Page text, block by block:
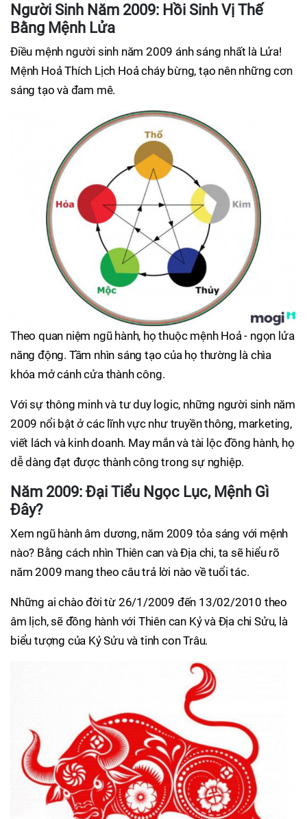
Người Sinh Năm 2009: Hồi Sinh Vị Thế
Bằng Mệnh Lửa
Điều mệnh người sinh năm 2009 ánh sáng nhất là Lửa!
Mệnh Hoả Thích Lịch Hoả cháy bừng, tạo nên những cơn
sáng tạo và đam mê.
Theo quan niệm ngũ hành, họ thuộc mệnh Hoả - ngọn lửa
năng động. Tầm nhìn sáng tạo của họ thường là chìa
khóa mở cánh cửa thành công.
Với sự thông minh và tư duy logic, những người sinh năm
2009 nổi bật ở các lĩnh vực như truyền thông, marketing,
viết lách và kinh doanh. May mắn và tài lộc đồng hành, họ
dễ dàng đạt được thành công trong sự nghiệp.
Năm 2009: Đại Tiểu Ngọc Lục, Mệnh Gì
Đây?
Xem ngũ hành âm dương, năm 2009 tỏa sáng với mệnh
nào? Bằng cách nhìn Thiên can và Địa chi, ta sẽ hiểu rõ
năm 2009 mang theo câu trả lời nào về tuổi tác.
Những ai chào đời từ 26/1/2009 đến 13/02/2010 theo
âm lịch, sẽ đồng hành với Thiên can Kỷ và Địa chi Sửu, là
biểu tượng của Kỷ Sửu và tinh con Trâu.